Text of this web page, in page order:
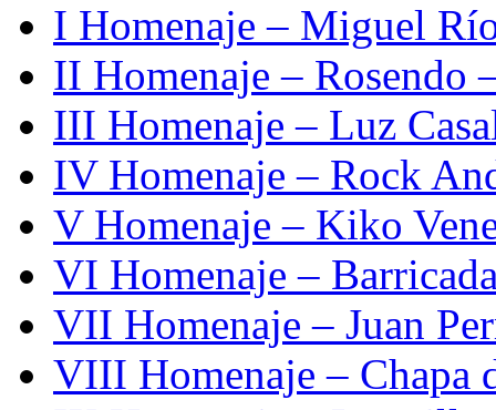
I Homenaje – Miguel
II Homenaje – Rosendo
III Homenaje – Luz
IV Homenaje – Rock
V Homenaje – Kiko
VI Homenaje –
VII Homenaje – Juan
VIII Homenaje – Chapa